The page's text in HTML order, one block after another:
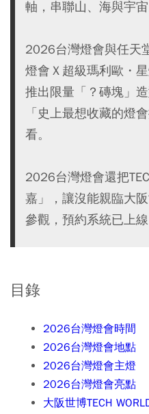
軸，串聯山、海與宇宙
2026台灣燈會與任天
燈會Ｘ超級瑪利歐・
推出限量「？磚塊」
「史上最想收藏的燈
看。
2026台灣燈會還把
嘉」，讓沒能親臨大
參觀，預約系統已上
目錄
2026台灣燈會時間
2026台灣燈會地點
2026台灣燈會主燈
2026台灣燈會亮點
大阪世博TECH